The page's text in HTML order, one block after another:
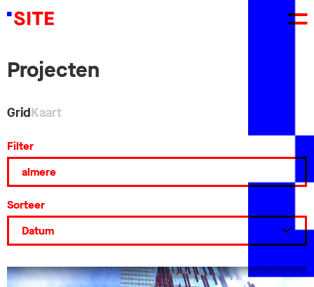
Projecten
GridKaart
Filter
Sorteer